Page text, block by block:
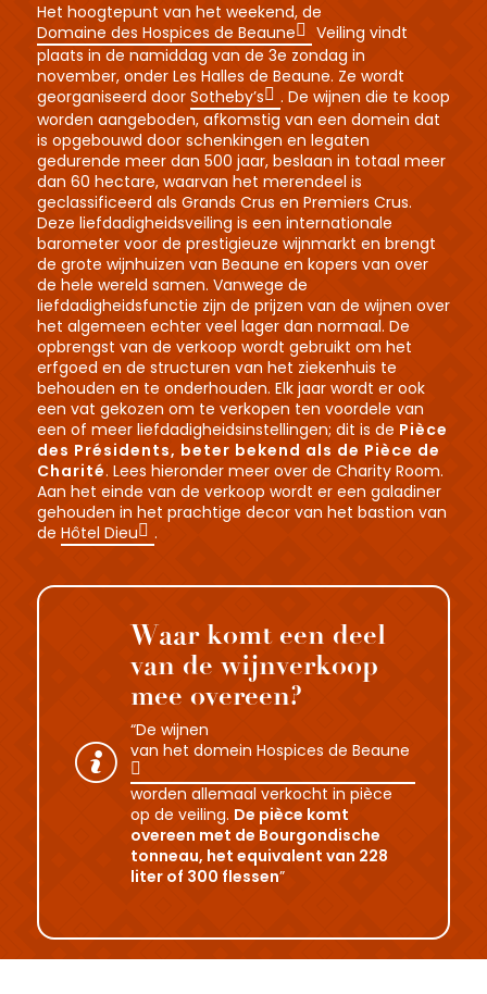
Het hoogtepunt van het weekend, de
Domaine des Hospices de Beaune
Veiling vindt
plaats in de namiddag van de 3e zondag in
november, onder Les Halles de Beaune. Ze wordt
georganiseerd door Sotheby’s
. De wijnen die te koop
worden aangeboden, afkomstig van een domein dat
is opgebouwd door schenkingen en legaten
gedurende meer dan 500 jaar, beslaan in totaal meer
dan 60 hectare, waarvan het merendeel is
geclassificeerd als Grands Crus en Premiers Crus.
Deze liefdadigheidsveiling is een internationale
barometer voor de prestigieuze wijnmarkt en brengt
de grote wijnhuizen van Beaune en kopers van over
de hele wereld samen. Vanwege de
liefdadigheidsfunctie zijn de prijzen van de wijnen over
het algemeen echter veel lager dan normaal. De
opbrengst van de verkoop wordt gebruikt om het
erfgoed en de structuren van het ziekenhuis te
behouden en te onderhouden. Elk jaar wordt er ook
een vat gekozen om te verkopen ten voordele van
een of meer liefdadigheidsinstellingen; dit is de Pièce
des Présidents, beter bekend als de Pièce de
Charité. Lees hieronder meer over de Charity Room.
Aan het einde van de verkoop wordt er een galadiner
gehouden in het prachtige decor van het bastion van
de Hôtel Dieu .
Waar komt een deel
van de wijnverkoop
mee overeen?
“De wijnen
van het domein Hospices de Beaune
worden allemaal verkocht in pièce
op de veiling. De pièce komt
overeen met de Bourgondische
tonneau, het equivalent van 228
liter of 300 flessen”